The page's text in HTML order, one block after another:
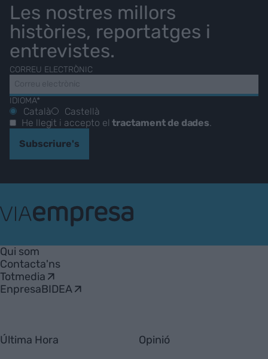
Les nostres millors
històries, reportatges i
entrevistes.
CORREU ELECTRÒNIC
IDIOMA*
Català
Castellà
He llegit i accepto eltractament de dades
Subscriure's
Empresa
Qui som
Contacta'ns
Totmedia
EnpresaBIDEA
Última Hora Opinió